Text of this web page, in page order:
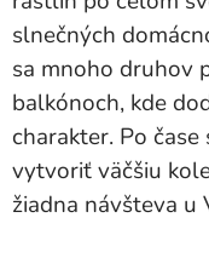
slnečných
sa mnoho druhov
balkónoch, kde
charakter. Po
vytvoriť väčšiu
žiadna návšteva u